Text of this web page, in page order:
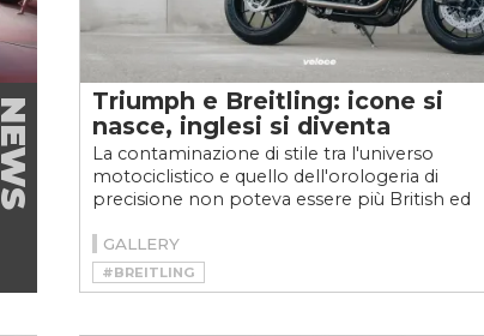
NEWS
Triumph e Breitling: icone si
nasce, inglesi si diventa
La contaminazione di stile tra l'universo
motociclistico e quello dell'orologeria di
precisione non poteva essere più British ed
GALLERY
#BREITLING
#SPEED TWIN LIMITED EDITION
#TRIUMPH